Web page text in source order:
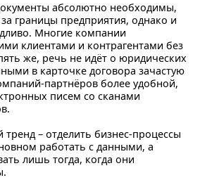
абсолютно необходимы,
границы предприятия, однако и
Многие компании
клиентами и контрагентами без
же, речь не идёт о юридических
в карточке договора зачастую
партнёров более удобной,
писем со сканами
– отделить бизнес-процессы
работать с данными, а
лишь тогда, когда они